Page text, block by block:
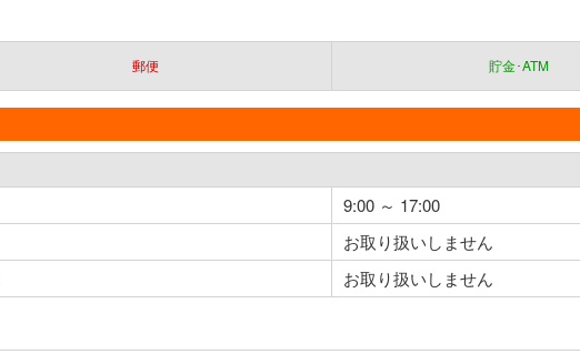
郵便 貯金･ATM
9:00 ～ 17:00
お取り扱いしません
お取り扱いしません